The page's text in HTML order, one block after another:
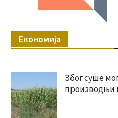
Економија
Због суше
производњи